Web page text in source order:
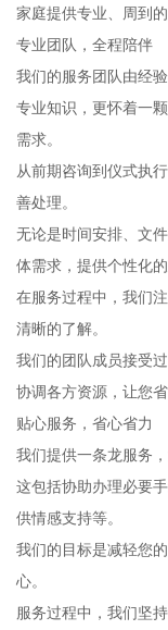
家庭提供专业、周到的
专业团队，全程陪伴
我们的服务团队由经
专业知识，更怀着一
需求。
从前期咨询到仪式执
善处理。
无论是时间安排、文
体需求，提供个性化的
在服务过程中，我们
清晰的了解。
我们的团队成员接受
协调各方资源，让您
贴心服务，省心省力
我们提供一条龙服务
这包括协助办理必要
供情感支持等。
我们的目标是减轻您
心。
服务过程中，我们坚